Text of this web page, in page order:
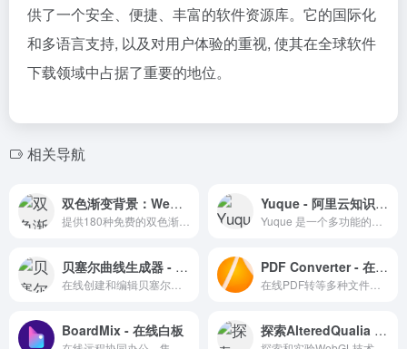
供了一个安全、便捷、丰富的软件资源库。它的国际化
和多语言支持, 以及对用户体验的重视, 使其在全球软件
下载领域中占据了重要的地位。
相关导航
双色渐变背景：WebGradients 的色彩灵感 Yuque - 阿里云知识管理的利器
贝塞尔曲线生成器 - 探索数学与设计之美 PDF Converter - 在线PDF转换器
BoardMix - 在线白板 探索AlteredQualia - 互动式WebGL实验